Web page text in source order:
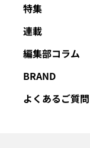
特集
連載
編集部コラム
BRAND
よくあるご質問